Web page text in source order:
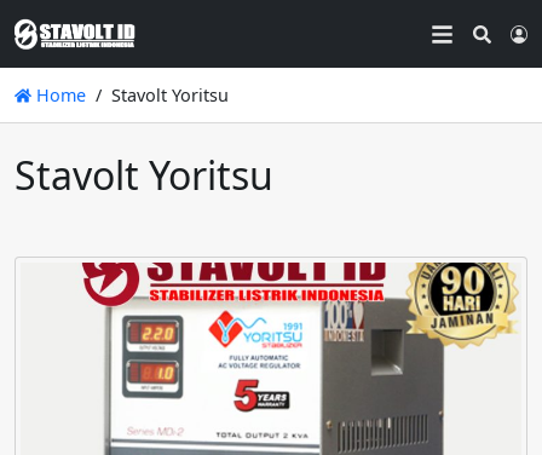
Home Stavolt Yoritsu
Stavolt Yoritsu